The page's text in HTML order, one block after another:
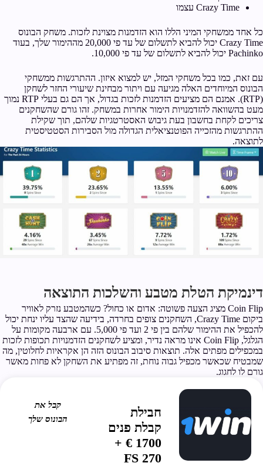
Crazy Time עצמו
כל אחד ממשחקי המיני הללו הוא הזדמנות מצוינת לזכות. משחק הבונוס
Crazy Time יכול להביא לתשלום של עד פי 20,000 מההימור שלך, בעוד
Pachinko יכול להביא לתשלום של עד פי 10,000.
עם זאת, כמו בכל משחקי המזל, יש למצוא איזון. ההתרגשות ממשחקי
הבונוס המיוחדים האלה מגיעה עם ויתור מבחינת שיעורי החזר לשחקן
(RTP). אמנם הם מציעים הזדמנות לזכות בגדול, אך הם גם בעלי RTP נמוך
מעט בהשוואה להזדמנויות הימור אחרות במשחק. זהו גורם שהשחקנים
צריכים לקחת בחשבון בעת גיבוש האסטרטגיות שלהם, תוך שקילת
ההתרגשות מהזכייה הפוטנציאלית הגדולה מול הסבירות הסטטיסטית
לתוצאה.
דינמיקת הטלת מטבע והשלכות התוצאה
Coin Flip מציג הצעה פשוטה: אדום או כחול? כשהמטבע נזרק לאוויר
ביקום Crazy Time, השחקנים צופים בחרדה, בידיעה שהצד עליו ינחת יכול
להכפיל את ההימור שלהם בין פי 2 ועד פי 5,000. עם ארבעה מקומות על
הגלגל, Coin Flip אינו מראה נדיר, ומציע לשחקנים הזדמנויות תכופות לזכות
במכפילים מפתים אלה. תוצאות סיבוב הבונוס הזה הן אקראיות לחלוטין, מה
שמבטיח שכאשר מכפיל גבוה נוחת, זה מפתיע את השחקן לא פחות מאשר
גורם לו לחגוג.
חבילת
קבלת פנים
1700 € +
270 FS
קבל את
הבונוס שלך